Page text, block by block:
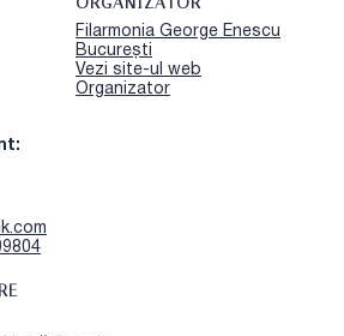
Filarmonia George Enescu
București
Vezi site-ul web
Organizator